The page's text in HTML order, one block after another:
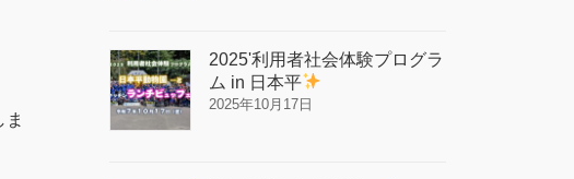
2025'利用者社会体験プログラ
ム in 日本平
2025年10月17日